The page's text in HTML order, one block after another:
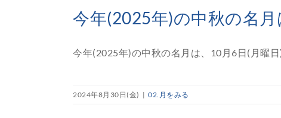
今年(2025年)の中秋の名
今年(2025年)の中秋の名月は、10月6日(月曜
2024年8月30日(金) | 02.月をみる